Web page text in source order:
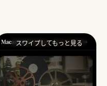
スワイプしてもっと見る